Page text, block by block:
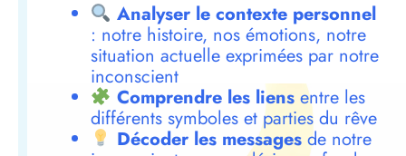
Analyser le contexte personnel
: notre histoire, nos émotions, notre
situation actuelle exprimées par notre
inconscient
Comprendre les liensentre les
différents symboles et parties du rêve
Décoder les messagesde notre